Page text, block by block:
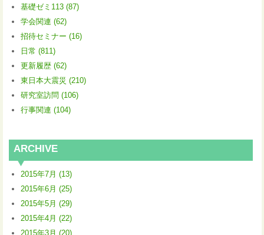
基礎ゼミ113 (87)
学会関連 (62)
招待セミナー (16)
日常 (811)
更新履歴 (62)
東日本大震災 (210)
研究室訪問 (106)
行事関連 (104)
ARCHIVE
2015年7月 (13)
2015年6月 (25)
2015年5月 (29)
2015年4月 (22)
2015年3月 (20)